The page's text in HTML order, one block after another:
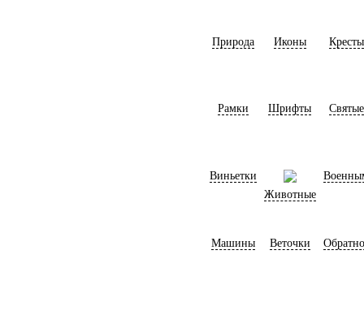
Природа Иконы Кресты
Рамки Шрифты Святые
Виньетки
Животные
Машины Веточки